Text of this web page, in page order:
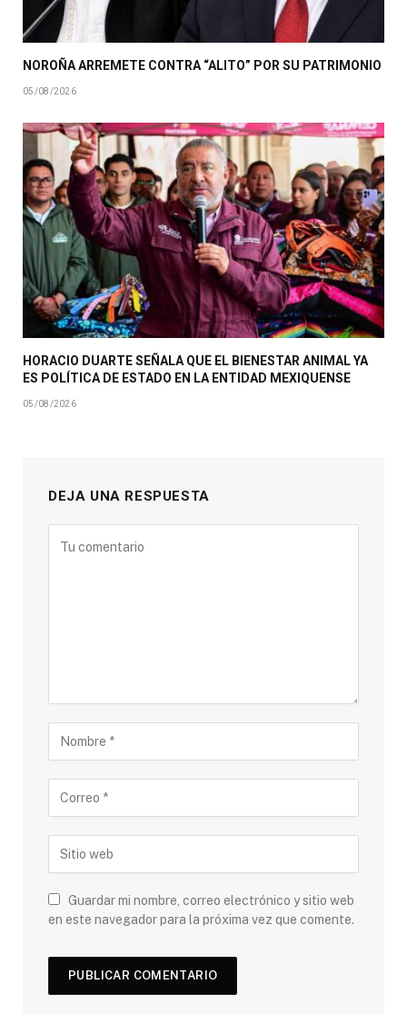
NOROÑA ARREMETE CONTRA “ALITO” POR SU PATRIMONIO
05/08/2026
HORACIO DUARTE SEÑALA QUE EL BIENESTAR ANIMAL YA
ES POLÍTICA DE ESTADO EN LA ENTIDAD MEXIQUENSE
05/08/2026
DEJA UNA RESPUESTA
Guardar mi nombre, correo electrónico y sitio web
en este navegador para la próxima vez que comente.